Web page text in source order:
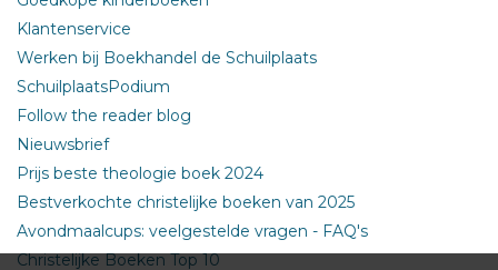
Klantenservice
Werken bij Boekhandel de Schuilplaats
SchuilplaatsPodium
Follow the reader blog
Nieuwsbrief
Prijs beste theologie boek 2024
Bestverkochte christelijke boeken van 2025
Avondmaalcups: veelgestelde vragen - FAQ's
Christelijke Boeken Top 10